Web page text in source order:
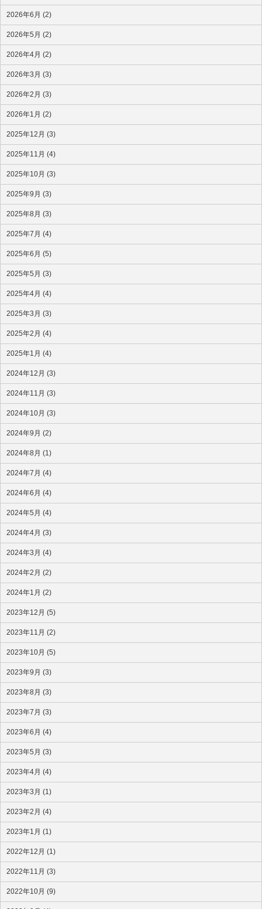
2026年6月 (2)
2026年5月 (2)
2026年4月 (2)
2026年3月 (3)
2026年2月 (3)
2026年1月 (2)
2025年12月 (3)
2025年11月 (4)
2025年10月 (3)
2025年9月 (3)
2025年8月 (3)
2025年7月 (4)
2025年6月 (5)
2025年5月 (3)
2025年4月 (4)
2025年3月 (3)
2025年2月 (4)
2025年1月 (4)
2024年12月 (3)
2024年11月 (3)
2024年10月 (3)
2024年9月 (2)
2024年8月 (1)
2024年7月 (4)
2024年6月 (4)
2024年5月 (4)
2024年4月 (3)
2024年3月 (4)
2024年2月 (2)
2024年1月 (2)
2023年12月 (5)
2023年11月 (2)
2023年10月 (5)
2023年9月 (3)
2023年8月 (3)
2023年7月 (3)
2023年6月 (4)
2023年5月 (3)
2023年4月 (4)
2023年3月 (1)
2023年2月 (4)
2023年1月 (1)
2022年12月 (1)
2022年11月 (3)
2022年10月 (9)